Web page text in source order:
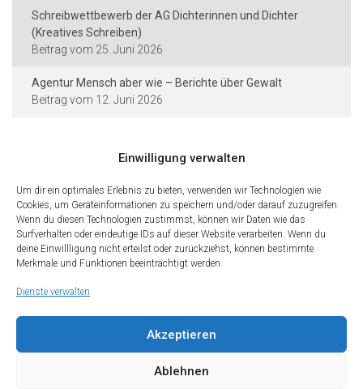
Einwilligung verwalten
Um dir ein optimales Erlebnis zu bieten, verwenden wir Technologien wie
Cookies, um Geräteinformationen zu speichern und/oder darauf zuzugreifen.
Wenn du diesen Technologien zustimmst, können wir Daten wie das
Surfverhalten oder eindeutige IDs auf dieser Website verarbeiten. Wenn du
deine Einwillligung nicht erteilst oder zurückziehst, können bestimmte
Merkmale und Funktionen beeinträchtigt werden.
Dienste verwalten
Akzeptieren
Ablehnen
Schreibwettbewerb der AG Dichterinnen und Dichter
(Kreatives Schreiben)
25. Juni 2026
Agentur Mensch aber wie – Berichte über Gewalt
12. Juni 2026
Kontakt und Rechtliches
Städtische Dieter-Forte-Gesamtschule
Heidelberger Straße 75 · 40229 Düsseldorf
Tel.: 0211 · 89 99 611
Fax: 0211 · 89 99 612
Kontakt Impressum
Teilen Sie diese Seite mit Freunden
Wir freuen uns, wenn Sie diese Seite Ihren Freunden und Kontakten